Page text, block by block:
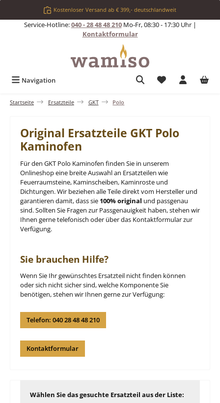
Zum Hauptinhalt springenKostenloser Versand ab € 399,- deutschlandweit
Service-Hotline:040 - 28 48 48 210Mo-Fr, 08:30 - 17:30 Uhr |
Kontaktformular
Navigation Du hast 0
Startseite Ersatzteile GKT Polo
Original Ersatzteile GKT Polo
Kaminofen
Für den GKT Polo Kaminofen finden Sie in unserem
Onlineshop eine breite Auswahl an Ersatzteilen wie
Feuerraumsteine, Kaminscheiben, Kaminroste und
Dichtungen. Wir beziehen alle Teile direkt vom Hersteller und
garantieren damit, dass sie 100% original und passgenau
sind. Sollten Sie Fragen zur Passgenauigkeit haben, stehen wir
Ihnen gerne telefonisch oder über das Kontaktformular zur
Verfügung.
Sie brauchen Hilfe?
Wenn Sie Ihr gewünschtes Ersatzteil nicht finden können
oder sich nicht sicher sind, welche Komponente Sie
benötigen, stehen wir Ihnen gerne zur Verfügung:
Telefon: 040 28 48 48 210
Kontaktformular
Wählen Sie das gesuchte Ersatzteil aus der Liste: